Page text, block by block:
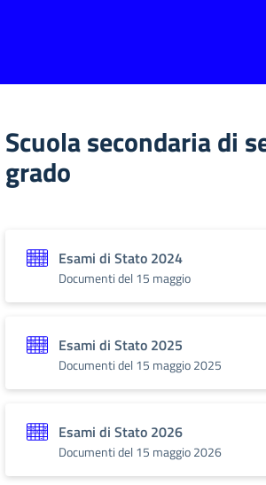
Scuola secondaria di
grado
Esami di Stato 2024
Documenti del 15 maggio
Esami di Stato 2025
Documenti del 15 maggio 2025
Esami di Stato 2026
Documenti del 15 maggio 2026